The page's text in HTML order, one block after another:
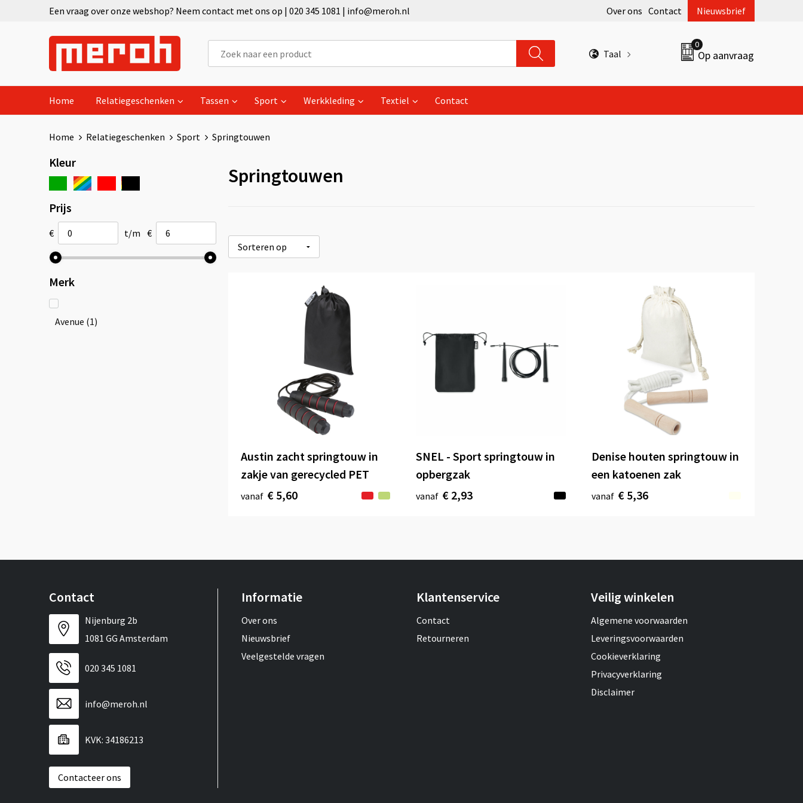
Een vraag over onze webshop? Neem contact met ons op | 020 345 1081 | info@meroh.nl Over ons Contact Nieuwsbrief
Taal
0
Op aanvraag
Home Relatiegeschenken Tassen Sport Werkkleding Textiel Contact
Home Relatiegeschenken Sport Springtouwen
Kleur
Prijs
€ t/m €
Merk
Avenue (1)
Springtouwen
Austin zacht springtouw in
zakje van gerecycled PET
vanaf € 5,60
SNEL - Sport springtouw in
opbergzak
vanaf € 2,93
Denise houten springtouw in
een katoenen zak
vanaf € 5,36
Contact
Nijenburg 2b
1081 GG Amsterdam
020 345 1081
info@meroh.nl
KVK: 34186213
Contacteer ons
Informatie
Over ons
Nieuwsbrief
Veelgestelde vragen
Klantenservice
Contact
Retourneren
Veilig winkelen
Algemene voorwaarden
Leveringsvoorwaarden
Cookieverklaring
Privacyverklaring
Disclaimer